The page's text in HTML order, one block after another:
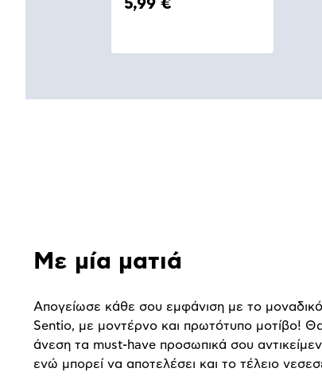
5,99 €
Με μία ματιά
Απογείωσε κάθε σου εμφάνιση με το μοναδικό
Sentio, με μοντέρνο και πρωτότυπο μοτίβο!
άνεση τα must-have προσωπικά σου
ενώ μπορεί να αποτελέσει και το τέλειο